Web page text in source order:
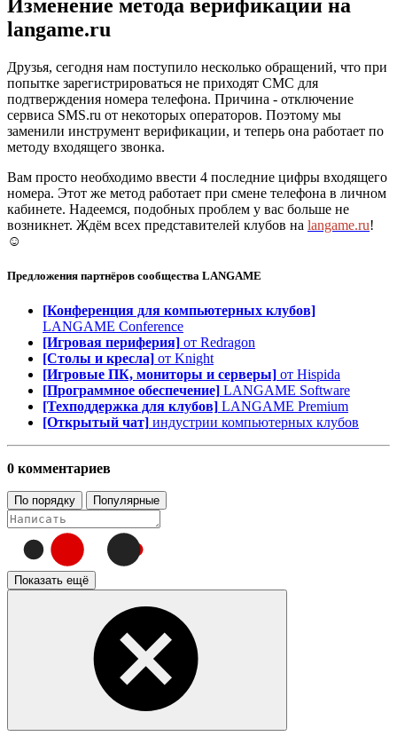
Изменение метода верификации на
langame.ru
Друзья, сегодня нам поступило несколько обращений, что при
попытке зарегистрироваться не приходят СМС для
подтверждения номера телефона. Причина - отключение
сервиса SMS.ru от некоторых операторов. Поэтому мы
заменили инструмент верификации, и теперь она работает по
методу входящего звонка.
Вам просто необходимо ввести 4 последние цифры входящего
номера. Этот же метод работает при смене телефона в личном
кабинете. Надеемся, подобных проблем у вас больше не
возникнет. Ждём всех представителей клубов на langame.ru!
☺️
Предложения партнёров сообщества LANGAME
[Конференция для компьютерных клубов]
LANGAME Conference
[Игровая периферия] от Redragon
[Столы и кресла] от Knight
[Игровые ПК, мониторы и серверы] от Hispida
[Программное обеспечение] LANGAME Software
[Техподдержка для клубов] LANGAME Premium
[Открытый чат] индустрии компьютерных клубов
0 комментариев
По порядку Популярные
Показать ещё